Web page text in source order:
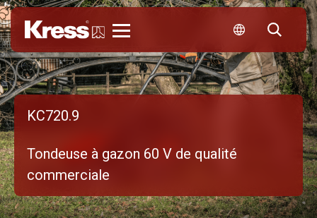
KC720.9
Tondeuse à gazon 60 V de qualité
commerciale